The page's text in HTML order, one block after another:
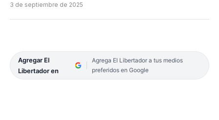
3 de septiembre de 2025
Agregar El
Libertador en
Agrega El Libertador a tus medios
preferidos en Google